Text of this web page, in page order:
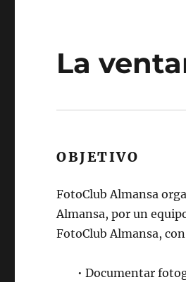
La
OBJETIVO
FotoClub Almansa
Almansa, por un
FotoClub Almansa,
• Documentar